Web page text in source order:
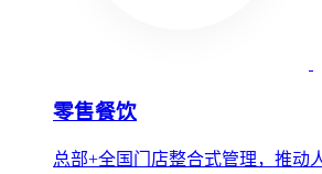
零售餐饮
总部+全国门店整合式管理，推动